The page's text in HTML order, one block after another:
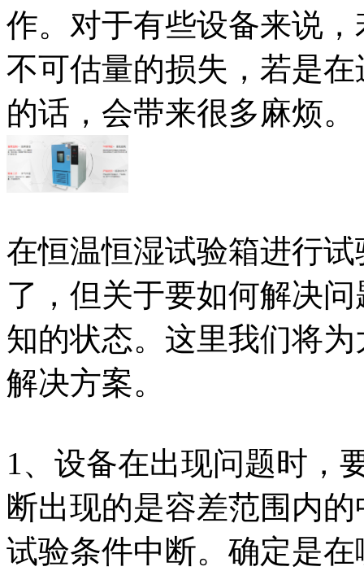
作。对于有些设备来说
不可估量的损失，若是
的话，会带来很多麻烦。
在恒温恒湿试验箱进行
了，但关于要如何解决
知的状态。这里我们将
解决方案。
1、设备在出现问题时，
断出现的是容差范围内
试验条件中断。确定是